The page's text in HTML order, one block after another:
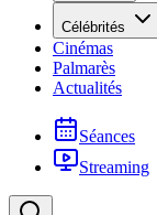
Célébrités
Cinémas
Palmarès
Actualités
Séances
Streaming